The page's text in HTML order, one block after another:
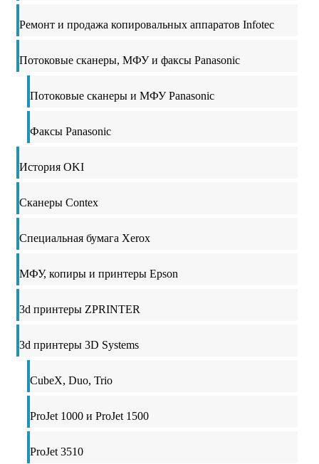
Ремонт и продажа копировальных аппаратов Infotec
Потоковые сканеры, МФУ и факсы Panasonic
Потоковые сканеры и МФУ Panasonic
Факсы Panasonic
История OKI
Сканеры Contex
Специальная бумага Xerox
МФУ, копиры и принтеры Epson
3d принтеры ZPRINTER
3d принтеры 3D Systems
CubeX, Duo, Trio
ProJet 1000 и ProJet 1500
ProJet 3510